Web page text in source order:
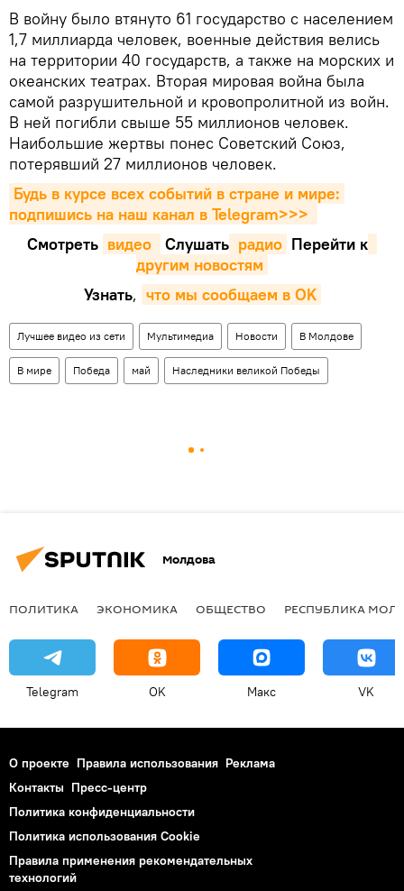
В войну было втянуто 61 государство с населением
1,7 миллиарда человек, военные действия велись
на территории 40 государств, а также на морских и
океанских театрах. Вторая мировая война была
самой разрушительной и кровопролитной из войн.
В ней погибли свыше 55 миллионов человек.
Наибольшие жертвы понес Советский Союз,
потерявший 27 миллионов человек.
Будь в курсе всех событий в стране и мире:
подпишись на наш канал в Telegram>>>
Смотреть видео Cлушать радио Перейти к
другим новостям
Узнать, что мы сообщаем в OK
Лучшее видео из сети Мультимедиа Новости В Молдове
В мире Победа май Наследники великой Победы
Молдова
ПОЛИТИКА ЭКОНОМИКА ОБЩЕСТВО РЕСПУБЛИКА
Telegram OK Макс VK
О проекте Правила использования Реклама
Контакты Пресс-центр
Политика конфиденциальности
Политика использования Cookie
Правила применения рекомендательных
технологий